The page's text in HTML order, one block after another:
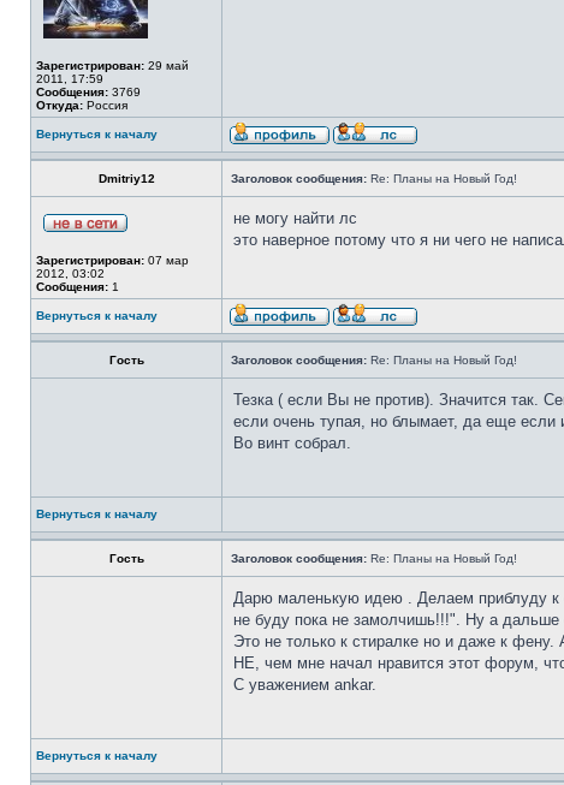
Зарегистрирован: 29 май
2011, 17:59
Сообщения: 3769
Откуда: Россия
Вернуться к началу
Dmitriy12 Заголовок сообщения: Re: Планы на Новый Год!
Зарегистрирован: 07 мар
2012, 03:02
Сообщения: 1
не могу найти лс
это наверное потому что я ни чего не
Вернуться к началу
Гость Заголовок сообщения: Re: Планы на Новый Год!
Тезка ( если Вы не против). Значится так.
если очень тупая, но блымает, да еще если
Во винт собрал.
Вернуться к началу
Гость Заголовок сообщения: Re: Планы на Новый Год!
Дарю маленькую идею . Делаем приблуду к
не буду пока не замолчишь!!!". Ну а дальше
Это не только к стиралке но и даже к
НЕ, чем мне начал нравится этот форум,
С уважением ankar.
Вернуться к началу